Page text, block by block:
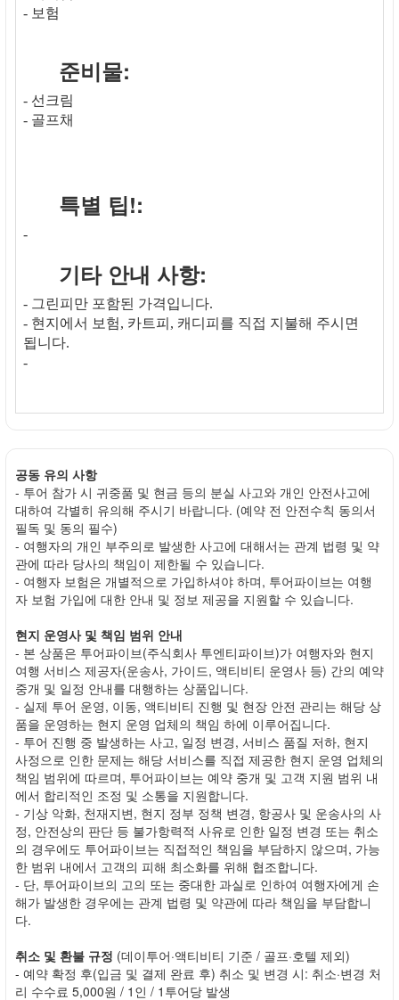
- 보험
준비물:
- 선크림
- 골프채
특별 팁!:
-
기타 안내 사항:
- 그린피만 포함된 가격입니다.
- 현지에서 보험, 카트피, 캐디피를 직접 지불해 주시면
됩니다.
-
공동 유의 사항
- 투어 참가 시 귀중품 및 현금 등의 분실 사고와 개인 안전사고에
대하여 각별히 유의해 주시기 바랍니다. (예약 전 안전수칙 동의서
필독 및 동의 필수)
- 여행자의 개인 부주의로 발생한 사고에 대해서는 관계 법령 및 약
관에 따라 당사의 책임이 제한될 수 있습니다.
- 여행자 보험은 개별적으로 가입하셔야 하며, 투어파이브는 여행
자 보험 가입에 대한 안내 및 정보 제공을 지원할 수 있습니다.
현지 운영사 및 책임 범위 안내
- 본 상품은 투어파이브(주식회사 투엔티파이브)가 여행자와 현지
여행 서비스 제공자(운송사, 가이드, 액티비티 운영사 등) 간의 예약
중개 및 일정 안내를 대행하는 상품입니다.
- 실제 투어 운영, 이동, 액티비티 진행 및 현장 안전 관리는 해당 상
품을 운영하는 현지 운영 업체의 책임 하에 이루어집니다.
- 투어 진행 중 발생하는 사고, 일정 변경, 서비스 품질 저하, 현지
사정으로 인한 문제는 해당 서비스를 직접 제공한 현지 운영 업체의
책임 범위에 따르며, 투어파이브는 예약 중개 및 고객 지원 범위 내
에서 합리적인 조정 및 소통을 지원합니다.
- 기상 악화, 천재지변, 현지 정부 정책 변경, 항공사 및 운송사의 사
정, 안전상의 판단 등 불가항력적 사유로 인한 일정 변경 또는 취소
의 경우에도 투어파이브는 직접적인 책임을 부담하지 않으며, 가능
한 범위 내에서 고객의 피해 최소화를 위해 협조합니다.
- 단, 투어파이브의 고의 또는 중대한 과실로 인하여 여행자에게 손
해가 발생한 경우에는 관계 법령 및 약관에 따라 책임을 부담합니
다.
취소 및 환불 규정 (데이투어·액티비티 기준 / 골프·호텔 제외)
- 예약 확정 후(입금 및 결제 완료 후) 취소 및 변경 시: 취소·변경 처
리 수수료 5,000원 / 1인 / 1투어당 발생